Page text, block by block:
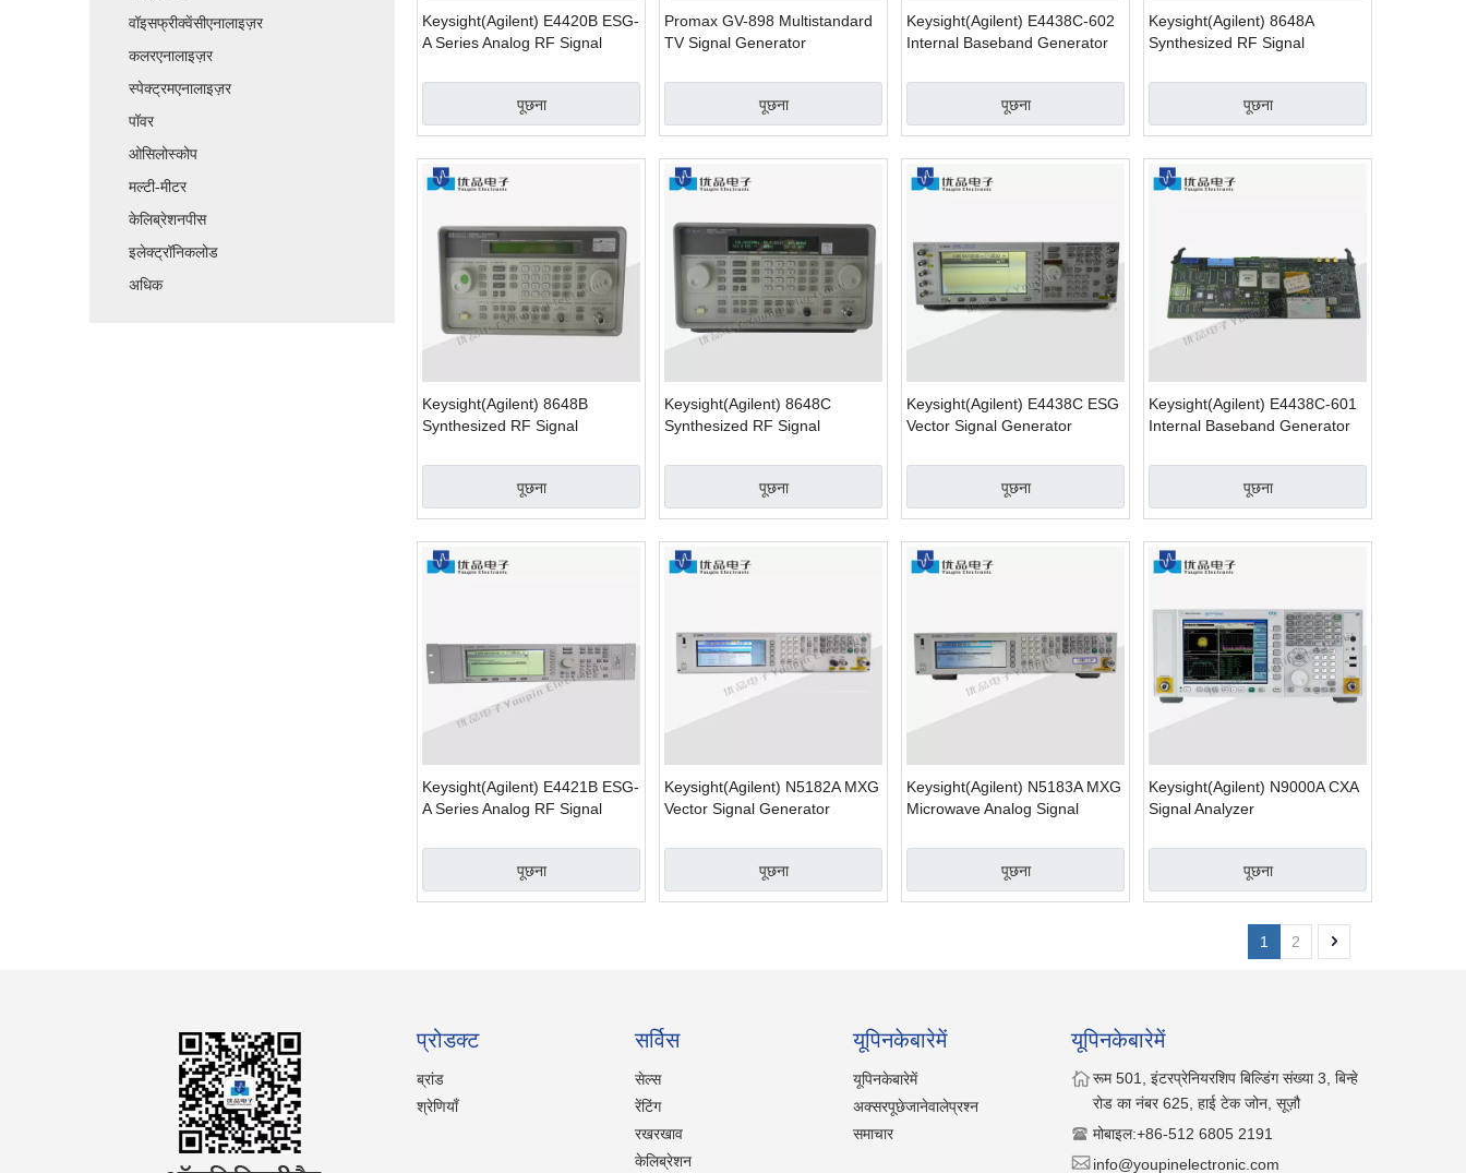
वॉइसफ्रीक्वेंसीएनालाइज़र
कलरएनालाइज़र
स्पेक्ट्रमएनालाइज़र
पॉवर
ओसिलोस्कोप
मल्टी-मीटर
केलिब्रेशनपीस
इलेक्ट्रॉनिकलोड
अधिक
Keysight(Agilent) E4420B ESG-
A Series Analog RF Signal
पूछना
Promax GV-898 Multistandard
TV Signal Generator
पूछना
Keysight(Agilent) E4438C-602
Internal Baseband Generator
पूछना
Keysight(Agilent) 8648A
Synthesized RF Signal
पूछना
Keysight(Agilent) 8648B
Synthesized RF Signal
पूछना
Keysight(Agilent) 8648C
Synthesized RF Signal
पूछना
Keysight(Agilent) E4438C ESG
Vector Signal Generator
पूछना
Keysight(Agilent) E4438C-601
Internal Baseband Generator
पूछना
Keysight(Agilent) E4421B ESG-
A Series Analog RF Signal
पूछना
Keysight(Agilent) N5182A MXG
Vector Signal Generator
पूछना
Keysight(Agilent) N5183A MXG
Microwave Analog Signal
पूछना
Keysight(Agilent) N9000A CXA
Signal Analyzer
पूछना
1 2
प्रोडक्ट
ब्रांड
श्रेणियाँ
सर्विस
सेल्स
रेंटिंग
रखरखाव
केलिब्रेशन
यूपिनकेबारेमें
यूपिनकेबारेमें
अक्सरपूछेजानेवालेप्रश्न
समाचार
यूपिनकेबारेमें
रूम 501, इंटरप्रेनियरशिप बिल्डिंग संख्या 3, बिन्हे
रोड का नंबर 625, हाई टेक जोन, सूज़ौ
मोबाइल:+86-512 6805 2191
info@youpinelectronic.com